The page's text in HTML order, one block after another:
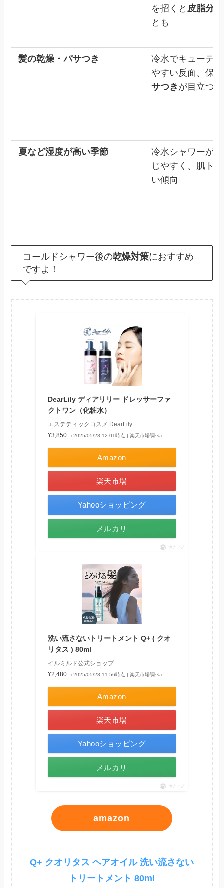
を招くと 皮脂分
とも
髪の乾燥・パサつき
冷水でキューテ
やすい反面、保
サつき が目立つ
夏など湿度が高い季節
冷水シャワーが
じやすく、肌ト
い傾向
コールドシャワー後の乾燥対策におすすめ
ですよ！
DearLily ディアリリー ドレッサーファ
クトワン（化粧水）
エステティックコスメ DearLily
¥3,850
（2025/05/28 12:01時点 | 楽天市場調べ）
Amazon
楽天市場
Yahooショッピング
メルカリ
ポチップ
洗い流さないトリートメント Q+ ( クオ
リタス ) 80ml
イルミルド公式ショップ
¥2,480
（2025/05/28 11:56時点 | 楽天市場調べ）
Amazon
楽天市場
Yahooショッピング
メルカリ
ポチップ
amazon
Q+ クオリタス ヘアオイル 洗い流さない
トリートメント 80ml